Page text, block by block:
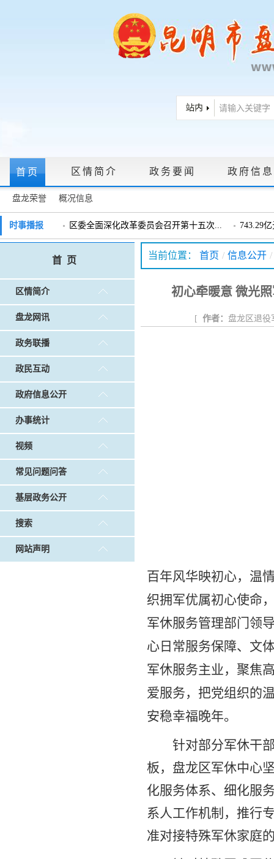
首页 区情简介 政务要闻 政府信
盘龙荣誉 概况信息
政府信息公开指南 | 政府信息公开制度 | 政策文件 法定主动公
常见问题问答
调查征集 做好“六稳”工作 落实“六保”任务 | 公共卫生知识普及
时事播报 区委全面深化改革委员会召开第十五次... 743.29
戴惠明调研辖区汽车企业 戴惠明
盘龙区委2026年度巡察工作会暨十三届...
戴惠明调研白沙河社区治理和东白沙河... 戴惠明
首 页
区情简介
盘龙网讯
政务联播
政民互动
政府信息公开
办事统计
视频
常见问题问答
基层政务公开
搜索
网站声明
当前位置： 首页 / 信息公开 /
初心牵暖意 微光
[ 作者： 盘龙区退役
百年风华映初心，温
织拥军优属初心使命
军休服务管理部门领
心日常服务保障、文
军休服务主业，聚焦
爱服务，把党组织的
安稳幸福晚年。
针对部分军休干
板，盘龙区军休中心
化服务体系、细化服
系人工作机制，推行
准对接特殊军休家庭